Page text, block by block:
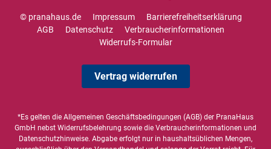
© pranahaus.de Impressum
Barrierefreiheitserklärung
AGB
Datenschutz
Verbraucherinformationen
Widerrufs-Formular
Vertrag widerrufen
*Es gelten die Allgemeinen Geschäftsbedingungen (AGB) der PranaHaus
GmbH nebst Widerrufsbelehrung sowie die Verbraucherinformationen und
Datenschutzhinweise. Abgabe erfolgt nur in haushaltsüblichen Mengen,